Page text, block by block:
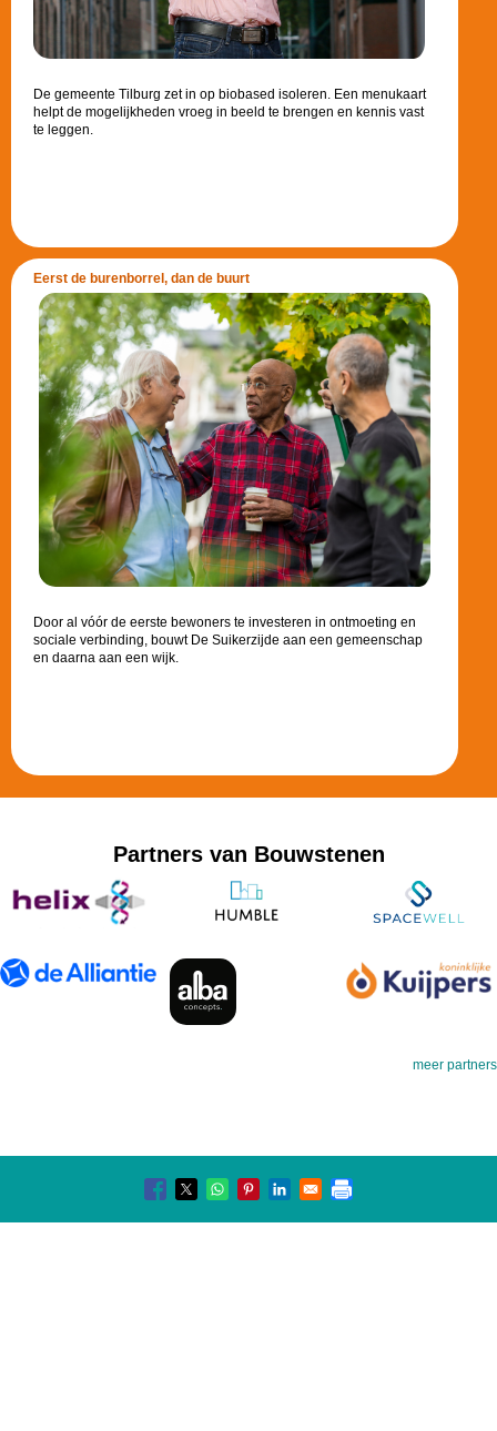
De gemeente Tilburg zet in op biobased isoleren. Een menukaart
helpt de mogelijkheden vroeg in beeld te brengen en kennis vast
te leggen.
Eerst de burenborrel, dan de buurt
Door al vóór de eerste bewoners te investeren in ontmoeting en
sociale verbinding, bouwt De Suikerzijde aan een gemeenschap
en daarna aan een wijk.
Partners van Bouwstenen
meer partners